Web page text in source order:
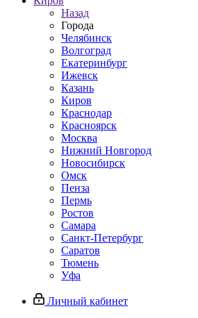
Назад
Города
Челябинск
Волгоград
Екатеринбург
Ижевск
Казань
Киров
Краснодар
Красноярск
Москва
Нижний Новгород
Новосибирск
Омск
Пенза
Пермь
Ростов
Самара
Санкт-Петербург
Саратов
Тюмень
Уфа
Личный кабинет